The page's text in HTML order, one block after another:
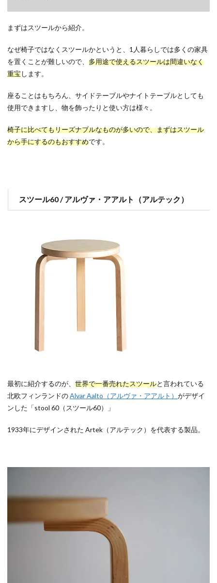
まずはスツールから紹介。
なぜ椅子ではなくスツールかというと、1人暮らしでは多くの家具
を置くことが難しいので、 多用途で使えるスツールは間違いなく
重宝します。
座ることはもちろん、サイドテーブルやナイトテーブルとしても
使用できますし、物を飾ったりと使い方は様々。
椅子に比べてもリーズナブルなものが多いので、まずはスツール
から手にするのもおすすめです。
スツール60 / アルヴァ・アアルト（アルテック）
最初に紹介するのが、 世界で一番売れたスツールと言われている
北欧フィンランドのAlvar Aalto（アルヴァ・アアルト） がデザイ
ンした「stool 60（スツール60）」
1933年にデザインされた Artek（アルテック）を代表する製品。